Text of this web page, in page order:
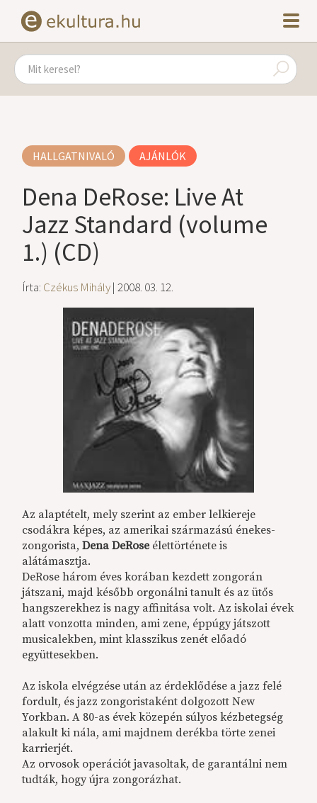
HALLGATNIVALÓ AJÁNLÓK
Dena DeRose: Live At
Jazz Standard (volume
1.) (CD)
Írta: Czékus Mihály| 2008. 03. 12.
Az alaptételt, mely szerint az ember lelkiereje
csodákra képes, az amerikai származású énekes-
zongorista,Dena DeRoseélettörténete is
alátámasztja.
DeRose három éves korában kezdett zongorán
játszani, majd később orgonálni tanult és az ütős
hangszerekhez is nagy affinitása volt. Az iskolai évek
alatt vonzotta minden, ami zene, éppúgy játszott
musicalekben, mint klasszikus zenét előadó
együttesekben.
Az iskola elvégzése után az érdeklődése a jazz felé
fordult, és jazz zongoristaként dolgozott New
Yorkban. A 80-as évek közepén súlyos kézbetegség
alakult ki nála, ami majdnem derékba törte zenei
karrierjét.
Az orvosok operációt javasoltak, de garantálni nem
tudták, hogy újra zongorázhat.